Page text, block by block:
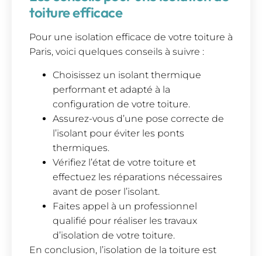
toiture efficace
Pour une isolation efficace de votre toiture à
Paris, voici quelques conseils à suivre :
Choisissez un isolant thermique
performant et adapté à la
configuration de votre toiture.
Assurez-vous d’une pose correcte de
l’isolant pour éviter les ponts
thermiques.
Vérifiez l’état de votre toiture et
effectuez les réparations nécessaires
avant de poser l’isolant.
Faites appel à un professionnel
qualifié pour réaliser les travaux
d’isolation de votre toiture.
En conclusion, l’isolation de la toiture est